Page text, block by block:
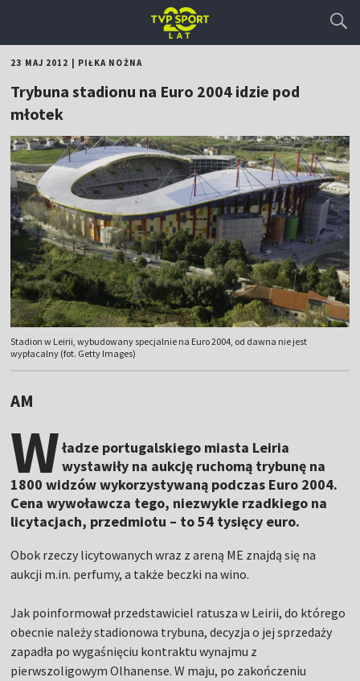
23 MAJ 2012 PIŁKA NOŻNA
Trybuna stadionu na Euro 2004 idzie pod
młotek
Stadion w Leirii, wybudowany specjalnie na Euro 2004, od dawna nie jest
wypłacalny (fot. Getty Images)
AM
Władze portugalskiego miasta Leiria
wystawiły na aukcję ruchomą trybunę na
1800 widzów wykorzystywaną podczas Euro 2004.
Cena wywoławcza tego, niezwykle rzadkiego na
licytacjach, przedmiotu – to 54 tysięcy euro.
Obok rzeczy licytowanych wraz z areną ME znajdą się na
aukcji m.in. perfumy, a także beczki na wino.
Jak poinformował przedstawiciel ratusza w Leirii, do którego
obecnie należy stadionowa trybuna, decyzja o jej sprzedaży
zapadła po wygaśnięciu kontraktu wynajmu z
pierwszoligowym Olhanense. W maju, po zakończeniu